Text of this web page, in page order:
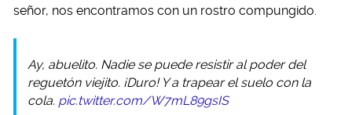
señor, nos encontramos con un rostro compungido.
Ay, abuelito. Nadie se puede resistir al poder del
reguetón viejito. ¡Duro! Y a trapear el suelo con la
cola. pic.twitter.com/W7mL89gsIS